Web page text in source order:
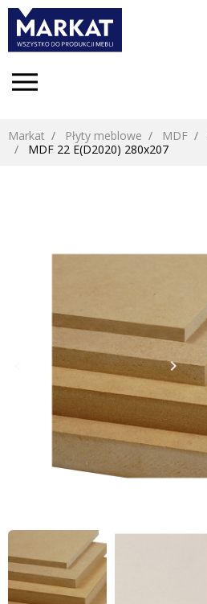
Markat Płyty meblowe MDF
MDF 22 E(D2020) 280x207
Następny
keyboard_arrow_right